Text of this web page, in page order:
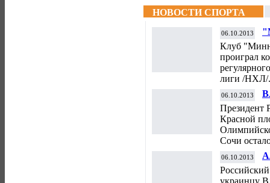
НОВОСТИ СПОРТА
06.10.2013
Клуб
проиграл
лиги /НХЛ/.
06.10.2013
Президент
Красной
Сочи
06.10.2013
украинцу